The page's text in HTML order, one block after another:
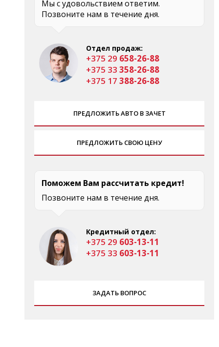
Мы с удовольствием ответим.
Позвоните нам в течение дня.
Отдел продаж:
+375 29 658-26-88
+375 33 358-26-88
+375 17 388-26-88
ПРЕДЛОЖИТЬ АВТО В ЗАЧЕТ
ПРЕДЛОЖИТЬ СВОЮ ЦЕНУ
Поможем Вам рассчитать кредит!
Позвоните нам в течение дня.
Кредитный отдел:
+375 29 603-13-11
+375 33 603-13-11
ЗАДАТЬ ВОПРОС